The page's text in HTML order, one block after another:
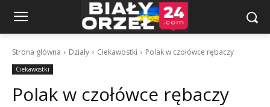
Strona główna Działy Ciekawostki Polak w czołówce rębaczy
Ciekawostki
Polak w czołówce rębaczy